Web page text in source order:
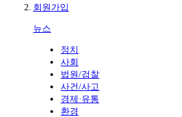
회원가입
뉴스
정치
사회
법원/검찰
사건/사고
경제·유통
환경